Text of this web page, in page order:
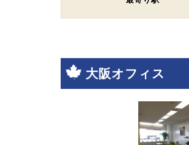
大阪オフィス